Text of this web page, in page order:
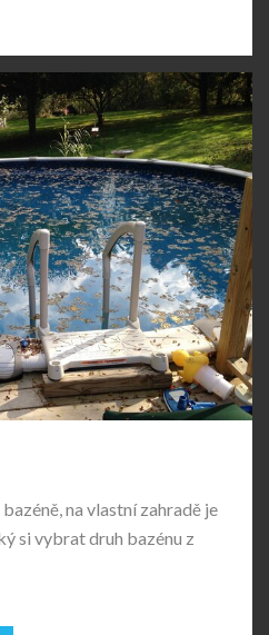
na vlastní zahradě je
si vybrat druh bazénu z